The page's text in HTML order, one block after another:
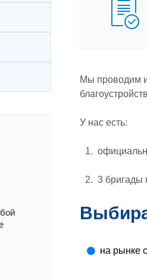
Мы проводим
У нас есть:
3 бригады
на рынке